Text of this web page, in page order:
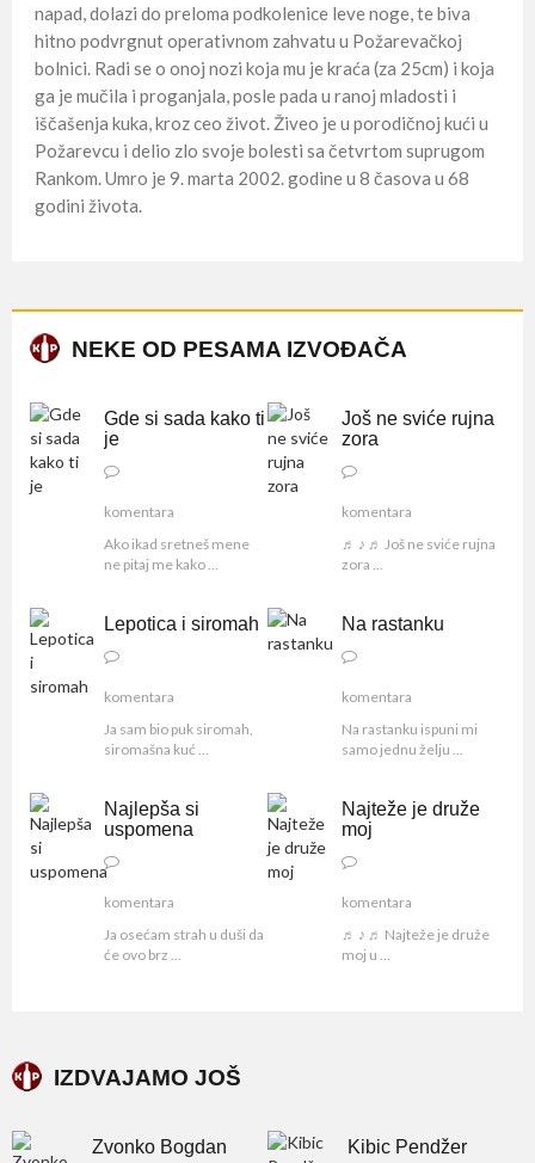
napad, dolazi do preloma podkolenice leve noge, te biva
hitno podvrgnut operativnom zahvatu u Požarevačkoj
bolnici. Radi se o onoj nozi koja mu je kraća (za 25cm) i koja
ga je mučila i proganjala, posle pada u ranoj mladosti i
iščašenja kuka, kroz ceo život. Živeo je u porodičnoj kući u
Požarevcu i delio zlo svoje bolesti sa četvrtom suprugom
Rankom. Umro je 9. marta 2002. godine u 8 časova u 68
godini života.
NEKE OD PESAMA IZVOĐAČA
Gde si sada kako ti
je
komentara
Ako ikad sretneš mene
ne pitaj me kako ...
Još ne sviće rujna
zora
komentara
♬ ♪ ♬ Još ne sviće rujna
zora ...
Lepotica i siromah
komentara
Ja sam bio puk siromah,
siromašna kuć ...
Na rastanku
komentara
Na rastanku ispuni mi
samo jednu želju ...
Najlepša si
uspomena
komentara
Ja osećam strah u duši da
će ovo brz ...
Najteže je druže
moj
komentara
♬ ♪ ♬ Najteže je druže
moj u ...
IZDVAJAMO JOŠ
Zvonko Bogdan Kibic Pendžer